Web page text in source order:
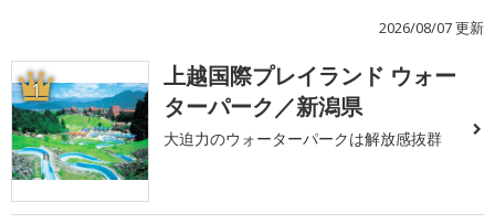
2026/08/07 更新
1
上越国際プレイランド ウォー
ターパーク／新潟県
大迫力のウォーターパークは解放感抜群